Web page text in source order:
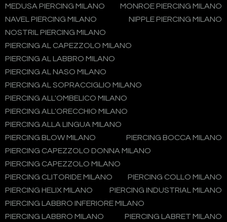
MEDUSA PIERCING MILANO
MONROE PIERCING MILANO
NAVEL PIERCING MILANO
NIPPLE PIERCING MILANO
NOSTRIL PIERCING MILANO
PIERCING AL CAPEZZOLO MILANO
PIERCING AL LABBRO MILANO
PIERCING AL NASO MILANO
PIERCING AL SOPRACCIGLIO MILANO
PIERCING ALL'OMBELICO MILANO
PIERCING ALL'ORECCHIO MILANO
PIERCING ALLA LINGUA MILANO
PIERCING BLOW MILANO
PIERCING BOCCA MILANO
PIERCING CAPEZZOLO DONNA MILANO
PIERCING CAPEZZOLO MILANO
PIERCING CLITORIDE MILANO
PIERCING COLLO MILANO
PIERCING HELIX MILANO
PIERCING INDUSTRIAL MILANO
PIERCING LABBRO INFERIORE MILANO
PIERCING LABBRO MILANO
PIERCING LABRET MILANO